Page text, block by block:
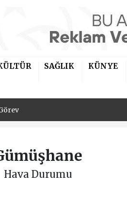
SAĞLIK KÜNYE
Hava Durumu